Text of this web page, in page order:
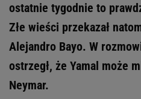
ostatnie tygodnie to
Złe wieści przekazał
Alejandro Bayo. W
ostrzegł, że Yamal może
Neymar.